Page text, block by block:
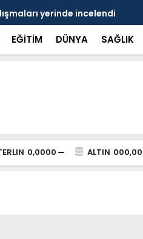
yerinde incelendi
EĞİTİM DÜNYA SAĞLIK
0,0000 ALTIN 000,00